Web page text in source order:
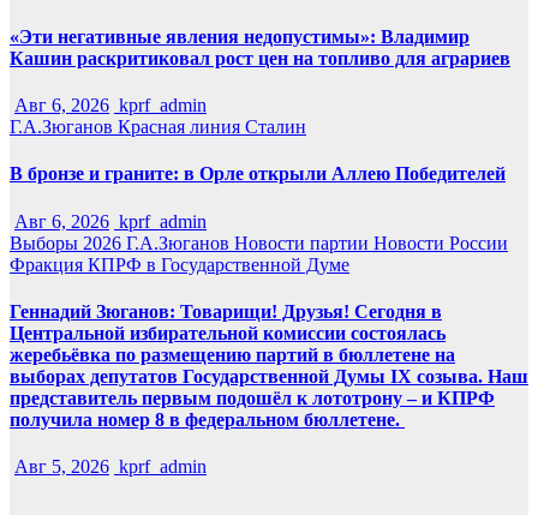
«Эти негативные явления недопустимы»: Владимир
Кашин раскритиковал рост цен на топливо для аграриев
Авг 6, 2026 kprf_admin
Г.А.Зюганов Красная линия Сталин
В бронзе и граните: в Орле открыли Аллею Победителей
Авг 6, 2026 kprf_admin
Выборы 2026 Г.А.Зюганов Новости партии Новости России
Фракция КПРФ в Государственной Думе
Геннадий Зюганов: Товарищи! Друзья! Сегодня в
Центральной избирательной комиссии состоялась
жеребьёвка по размещению партий в бюллетене на
выборах депутатов Государственной Думы IX созыва. Наш
представитель первым подошёл к лототрону – и КПРФ
получила номер 8 в федеральном бюллетене.
Авг 5, 2026 kprf_admin